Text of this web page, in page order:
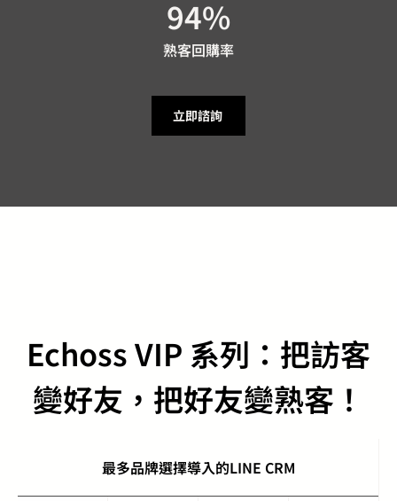
熟客回購率
94%
立即諮詢
Echoss VIP 系列：把訪客
變好友，把好友變熟客！
最多品牌選擇導入的LINE CRM